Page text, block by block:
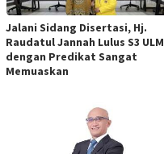
Jalani Sidang Disertasi, Hj.
Raudatul Jannah Lulus S3 ULM
dengan Predikat Sangat
Memuaskan